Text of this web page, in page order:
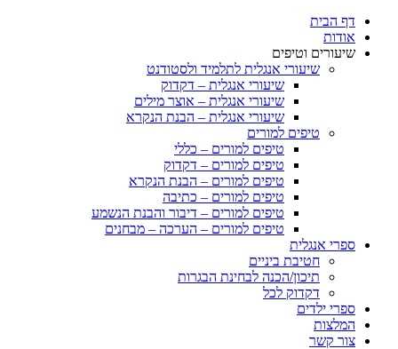
דף הבית
אודות
שיעורים וטיפים
שיעורי אנגלית לתלמיד ולסטודנט
שיעורי אנגלית – דקדוק
שיעורי אנגלית – אוצר מילים
שיעורי אנגלית – הבנת הנקרא
טיפים למורים
טיפים למורים – כללי
טיפים למורים – דקדוק
טיפים למורים – הבנת הנקרא
טיפים למורים – כתיבה
טיפים למורים – דיבור והבנת הנשמע
טיפים למורים – הערכה – מבחנים
ספרי אנגלית
חטיבת ביניים
תיכון/הכנה לבחינת הבגרות
דקדוק לכל
ספרי ילדים
המלצות
צור קשר